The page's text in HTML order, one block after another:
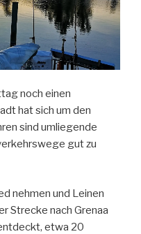
noch einen
hat sich um den
sind umliegende
gut zu
nehmen und Leinen
Strecke nach Grenaa
etwa 20